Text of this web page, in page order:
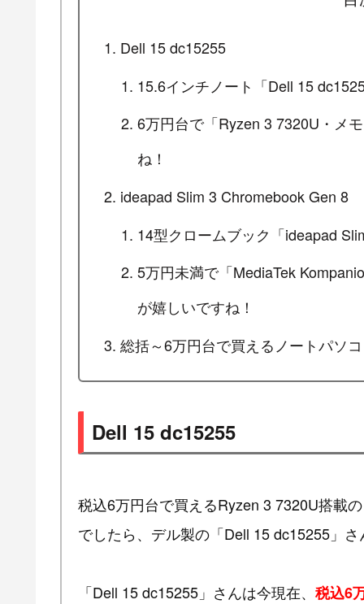
Dell 15 dc15255
15.6インチノート「Dell 15
6万円台で「Ryzen 3 7320U・メ
ね！
ideapad Slim 3 Chromebook Gen 8
14型クロームブック「ideapad
5万円未満で「MediaTek
が嬉しいですね！
総括～6万円台で買えるノートパソ
Dell 15 dc15255
税込6万円台で買えるRyzen 3 7320U搭載
でしたら、デル製の「Dell 15 dc15255」
「Dell 15 dc15255」さんは今現在、 税込6